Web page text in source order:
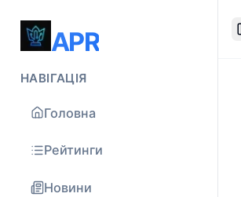
APR
НАВІГАЦІЯ
Головна
Рейтинги
Новини